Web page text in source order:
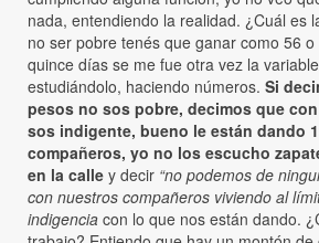
nada, entendiendo la realidad. ¿Cuál es
no ser pobre tenés que ganar como 56
quince días se me fue otra vez la
estudiándolo, haciendo números. Si
pesos no sos pobre, decimos que
sos indigente, bueno le están dando
compañeros, yo no los escucho
en la calle y decir “no podemos de
con nuestros compañeros viviendo al
indigencia con lo que nos están dando.